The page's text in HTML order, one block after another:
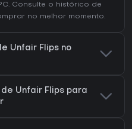
. Consulte o histórico de
no melhor momento.
Unfair Flips no
Unfair Flips para